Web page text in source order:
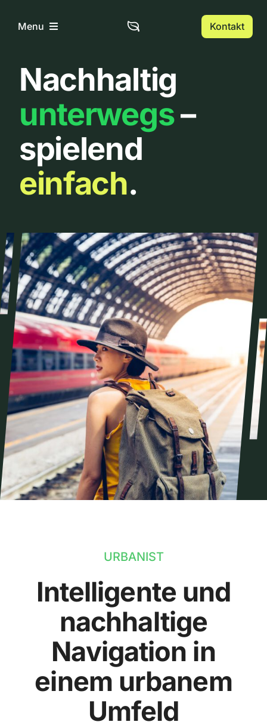
InhaltMenu
Home
Über uns
Urbanlist
Kontakt
Nachhaltig
unterwegs–
spielend
einfach.
URBANIST
Intelligente und
nachhaltige
Navigation in
einem urbanem
Umfeld